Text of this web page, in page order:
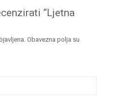
“Ljetna
Obavezna polja su